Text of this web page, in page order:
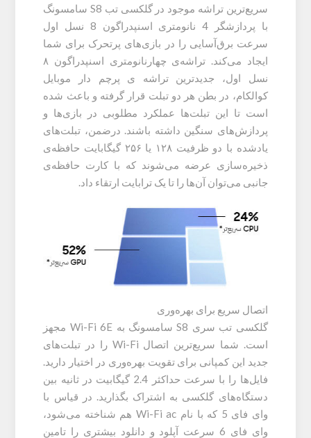
سریع‌ترین تراشه موجود در گلکسی تب S8 سامسونگ
با پردازشگر 4 نانومتری اسنپدراگون 8 نسل اول
سرعت برق‌آسایی را در بازی‌های پرتحرک برای شما
ایجاد می‌کند. تراشه‌ی چهارنانومتری اسنپدراگون ۸
نسل اول، جدیدترین تراشه ی پرچم دار موبایل
کوالکام، در بطن هر دو تبلت قرار گرفته و باعث شده
است تا این تبلت‌ها عملکرد مطلوبی در بازی‌ها و
پردازش‌های سنگین داشته باشند. درضمن، تبلت‌های
یادشده با دو ظرفیت ۱۲۸ یا ۲۵۶ گیگابایت حافظه‌ی
ذخیره‌سازی عرضه می‌شوند که با کارت حافظه‌ی
جانبی می‌توان آن‌ها را تا یک ترابایت ارتقاء داد.
اتصال سریع برای بهره‌وری
گلکسی تب سری S8 سامسونگ به ‏Wi-Fi 6E مجهز
است. شما سریع‌ترین اتصال Wi-Fi را در تبلت‌های
جدید این کمپانی برای تقویت بهره‌وری در اختیار دارید.
فایل‌ها را با سرعت حداکثر 2.4 گیگابیت در ثانیه بین
دستگاه‌های گلکسی به اشتراک بگذارید. در قیاس با
وای فای 5 که با نام Wi-Fi ac هم شناخته می‌شود،
وای فای 6 سرعت آپلود و دانلود بیشتری را تامین